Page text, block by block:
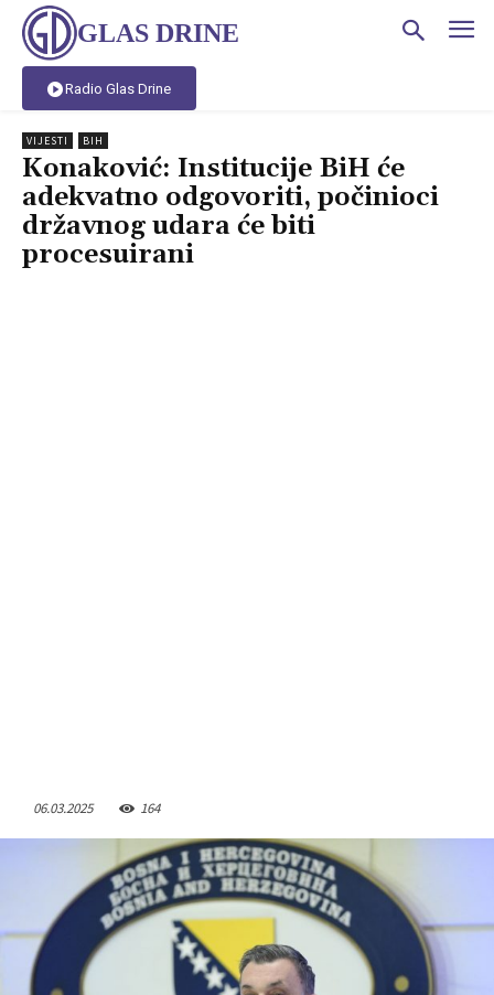
GLAS DRINE
Radio Glas Drine
VIJESTI BIH
Konaković: Institucije BiH će
adekvatno odgovoriti, počinioci
državnog udara će biti
procesuirani
06.03.2025 164